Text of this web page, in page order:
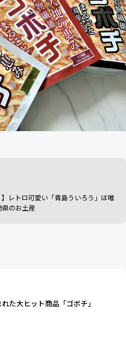
】レトロ可愛い「青島ういろう」は唯
のお土産
た大ヒット商品「ゴボチ」